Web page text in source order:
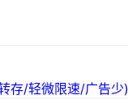
存/轻微限速/广告少)